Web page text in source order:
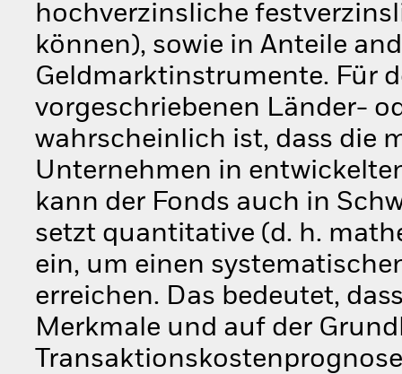
hochverzinsliche
können), sowie in Anteile
Geldmarktinstrumente. Für
vorgeschriebenen Länder-
wahrscheinlich ist, dass die
Unternehmen in
kann der Fonds auch in
setzt quantitative (d. h.
ein, um einen
erreichen. Das bedeutet,
Merkmale und auf der